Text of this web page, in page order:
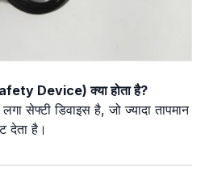
Device) क्या होता है?
सेफ्टी डिवाइस है, जो ज्यादा तापमान
देता है।